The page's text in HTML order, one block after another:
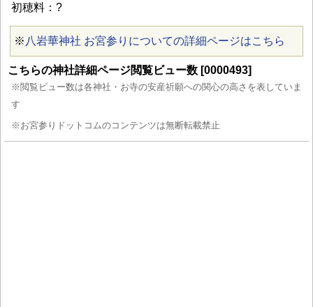
初穂料：?
※ 八岩華神社 お宮参りについての詳細ページはこちら
こちらの神社詳細ページ閲覧ビュー数 [0000493]
※閲覧ビュー数は各神社・お寺の安産祈願への関心の高さを表していま
す
※お宮参りドットコムのコンテンツは無断転載禁止